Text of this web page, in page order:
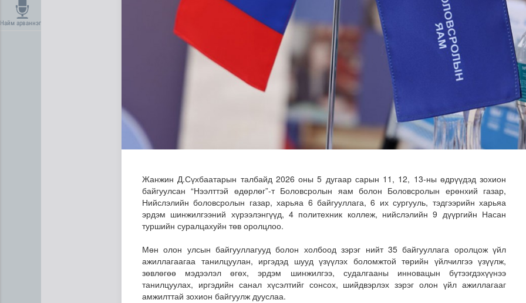
Найм арваннэг
Дундговь аймагт Нарны цахилгаан станц барих ажил үргэлжилж байна
Жанжин Д.Сүхбаатарын талбайд 2026 оны 5 дугаар сарын 11, 12, 13-ны өдрүүдэд зохион
байгуулсан “Нээлттэй өдөрлөг”-т Боловсролын яам болон Боловсролын ерөнхий газар,
Нийслэлийн боловсролын газар, харьяа 6 байгууллага, 6 их сургууль, тэдгээрийн харьяа
эрдэм шинжилгээний хүрээлэнгүүд, 4 политехник коллеж, нийслэлийн 9 дүүргийн Насан
туршийн суралцахуйн төв оролцлоо.
Мөн олон улсын байгууллагууд болон холбоод зэрэг нийт 35 байгууллага оролцож үйл
ажиллагаагаа танилцуулан, иргэдэд шууд үзүүлэх боломжтой төрийн үйлчилгээ үзүүлж,
зөвлөгөө мэдээлэл өгөх, эрдэм шинжилгээ, судалгааны инновацын бүтээгдэхүүнээ
танилцуулах, иргэдийн санал хүсэлтийг сонсох, шийдвэрлэх зэрэг олон үйл ажиллагааг
амжилттай зохион байгуулж дууслаа.